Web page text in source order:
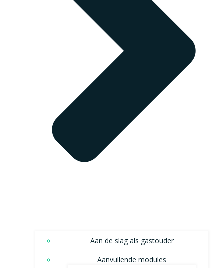
Aan de slag als gastouder
Aanvullende modules